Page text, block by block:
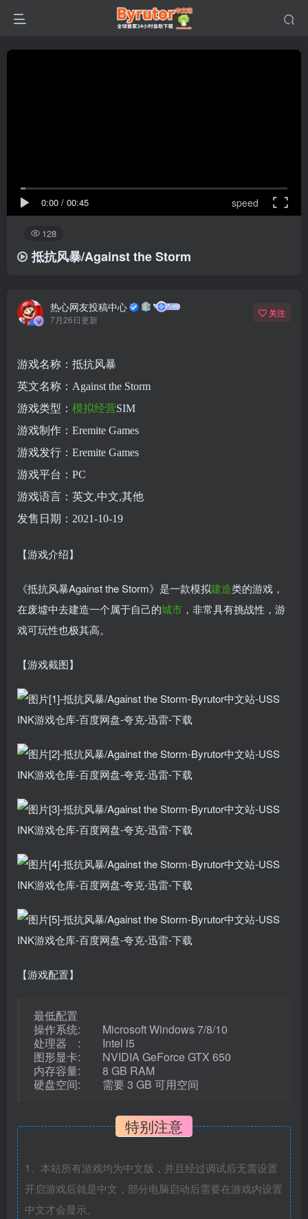
0:00 / 00:45 speed
128
抵抗风暴/Against the Storm
热心网友投稿中心
7月26日更新
关注
游戏名称：抵抗风暴
英文名称：Against the Storm
游戏类型： 模拟经营SIM
游戏制作：Eremite Games
游戏发行：Eremite Games
游戏平台：PC
游戏语言：英文,中文,其他
发售日期：2021-10-19
【游戏介绍】
《抵抗风暴Against the Storm》是一款模拟建造类的游戏，
在废墟中去建造一个属于自己的城市 ，非常具有挑战性，游
戏可玩性也极其高。
【游戏截图】
【游戏配置】
最低配置
操作系统: Microsoft Windows 7/8/10
处理器 : Intel i5
图形显卡: NVIDIA GeForce GTX 650
内存容量: 8 GB RAM
硬盘空间: 需要 3 GB 可用空间
特别注意
1、本站所有游戏均为中文版，并且经过调试后无需设置
开启游戏后就是中文，部分电脑启动后需要在游戏内设置
中文才会显示。